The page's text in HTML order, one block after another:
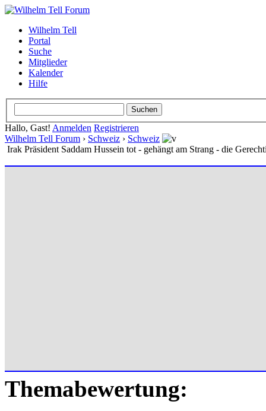
Wilhelm Tell
Portal
Suche
Mitglieder
Kalender
Hilfe
Hallo, Gast! Anmelden Registrieren
Wilhelm Tell Forum › Schweiz › Schweiz
Irak Präsident Saddam Hussein tot - gehängt am Strang - die
Themabewertung: